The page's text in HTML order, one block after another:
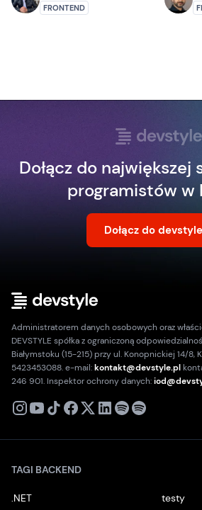
FRONTEND
Dołącz do największej
programistów w
Dołącz do devstyle
Administratorem danych osobowych oraz
DEVSTYLE spółka z ograniczoną
Białymstoku (15-215) przy ul. Konopnickiej 14/8,
5423453088. e-mail:kontakt@devstyle.pl
246 901. Inspektor ochrony danych:
X
TAGI BACKEND
.NET
testy